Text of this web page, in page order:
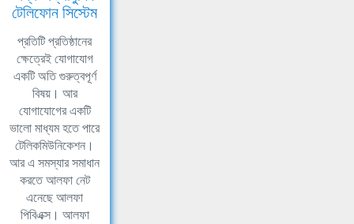
টেলিফোন সিস্টেম
প্রতিটি প্রতিষ্ঠানের
ক্ষেত্রেই যোগাযোগ
একটি অতি গুরুত্বপূর্ণ
বিষয়। আর
যোগাযোগের একটি
ভালো মাধ্যম হতে পারে
টেলিকমিউনিকেশন।
আর এ সমস্যার সমাধান
করতে আলফা নেট
এনেছে আলফা
পিবিএক্স। আলফা